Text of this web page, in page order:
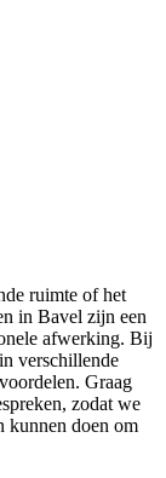
ruimte of het
in Bavel zijn een
afwerking. Bij
verschillende
Graag
zodat we
kunnen doen om